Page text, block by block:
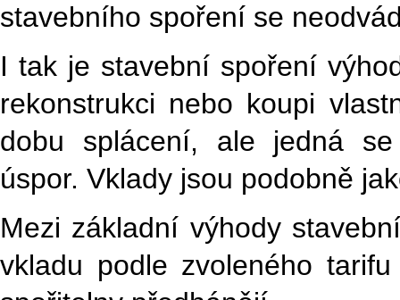
stavebního spoření se
I tak je stavební spoření
rekonstrukci nebo koupi
dobu splácení, ale jedná
úspor. Vklady jsou podobně
Mezi základní výhody
vkladu podle zvoleného